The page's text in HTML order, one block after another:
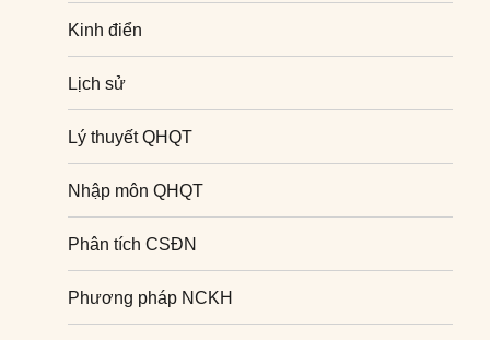
Kinh điển
Lịch sử
Lý thuyết QHQT
Nhập môn QHQT
Phân tích CSĐN
Phương pháp NCKH